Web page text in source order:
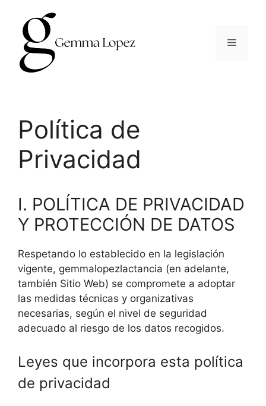
contenido
Menú
Política de
Privacidad
I. POLÍTICA DE PRIVACIDAD
Y PROTECCIÓN DE DATOS
Respetando lo establecido en la legislación
vigente, gemmalopezlactancia (en adelante,
también Sitio Web) se compromete a adoptar
las medidas técnicas y organizativas
necesarias, según el nivel de seguridad
adecuado al riesgo de los datos recogidos.
Leyes que incorpora esta política
de privacidad